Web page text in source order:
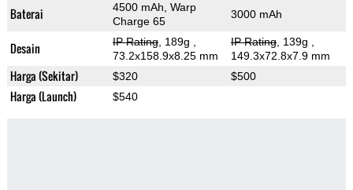
Baterai
4500 mAh, Warp
Charge 65
3000 mAh
Desain IP Rating, 189g
73.2x158.9x8.25 mm
IP Rating, 139g
149.3x72.8x7.9 mm
Harga (Sekitar) $320 $500
Harga (Launch) $540